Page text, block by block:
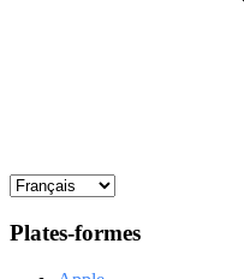
Plates-formes